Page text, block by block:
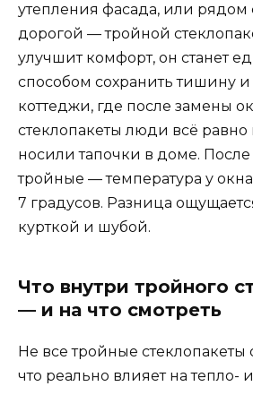
утепления фасада, или
дорогой — тройной
улучшит комфорт, он станет
способом сохранить тишину и
коттеджи, где после замены
стеклопакеты люди всё равно
носили тапочки в доме.
тройные — температура у
7 градусов. Разница
курткой и шубой.
Что внутри тройного
— и на что смотреть
Не все тройные
что реально влияет на тепло-